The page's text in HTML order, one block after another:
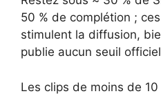
50 % de complétion ;
stimulent la diffusion,
publie aucun seuil
Les clips de moins de